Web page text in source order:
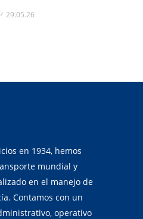
29.05.26
en 1934, hemos
mundial y
en el manejo de
Contamos con un
operativo